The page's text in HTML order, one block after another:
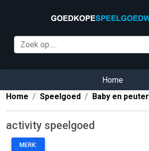
Home
Home
Speelgoed Baby en peuter
activity speelgoed
MERK: